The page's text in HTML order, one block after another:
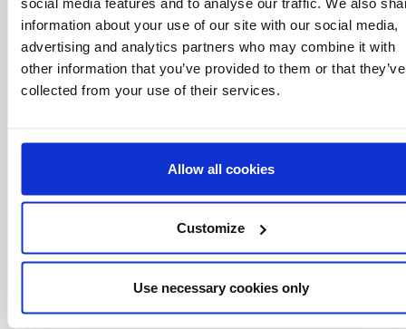
information about your use of our site with our social media,
advertising and analytics partners who may combine it with
other information that you’ve provided to them or that they’ve
collected from your use of their services.
Allow all cookies
Customize
Use necessary cookies only
licensing, tutto con un semplice clic.